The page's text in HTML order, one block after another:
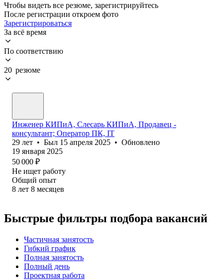
Чтобы видеть все резюме, зарегистрируйтесь
После регистрации откроем фото
Зарегистрироваться
За всё время
По соответствию
20 резюме
Инженер КИПиА, Слесарь КИПиА, Продавец -
консультант; Оператор ПК, IT
29 лет • Был 15 апреля 2025 • Обновлено
19 января 2025
50 000 ₽
Не ищет работу
Общий опыт
8 лет 8 месяцев
Быстрые фильтры подбора вакансий
Частичная занятость
Гибкий график
Полная занятость
Полный день
Проектная работа